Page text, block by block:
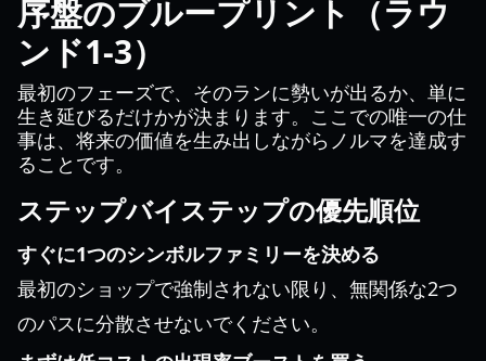
序盤のブループリント（ラウ
ンド1-3）
最初のフェーズで、そのランに勢いが出るか、単に
生き延びるだけかが決まります。ここでの唯一の仕
事は、将来の価値を生み出しながらノルマを達成す
ることです。
ステップバイステップの優先順位
すぐに1つのシンボルファミリーを決める
最初のショップで強制されない限り、無関係な2つ
のパスに分散させないでください。